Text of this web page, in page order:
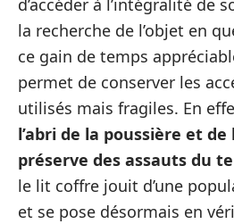
d’accéder à l’intégralité de
la recherche de l’objet en
ce gain de temps
permet de conserver les
utilisés mais fragiles. En
l’abri de la poussière et
préserve des assauts du
le lit coffre jouit d’une
et se pose désormais en